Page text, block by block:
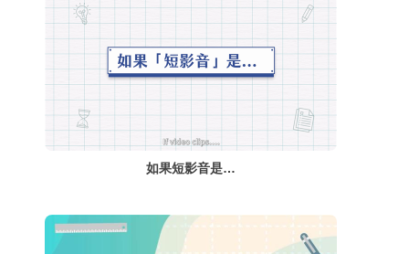
中呢？高雄小港醫院精神科柯志鴻醫生，從人
腦的結構與反應解釋網路成癮發生的原因。
如果短影音是…